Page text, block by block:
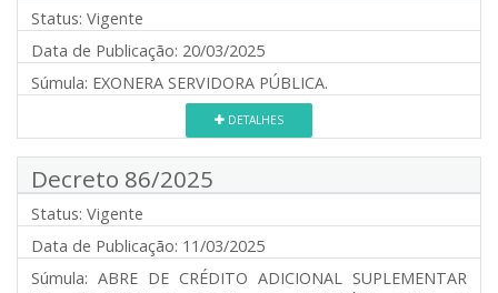
Status: Vigente
Data de Publicação: 20/03/2025
Súmula: EXONERA SERVIDORA PÚBLICA.
DETALHES
Decreto 86/2025
Status: Vigente
Data de Publicação: 11/03/2025
Súmula: ABRE DE CRÉDITO ADICIONAL SUPLEMENTAR